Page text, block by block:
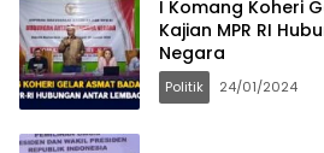
I Komang Koheri
Kajian MPR RI
Negara
Politik 24/01/2024